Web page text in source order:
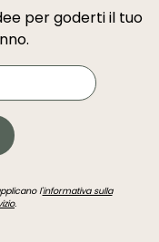
per goderti il tuo
l'informativa sulla
.